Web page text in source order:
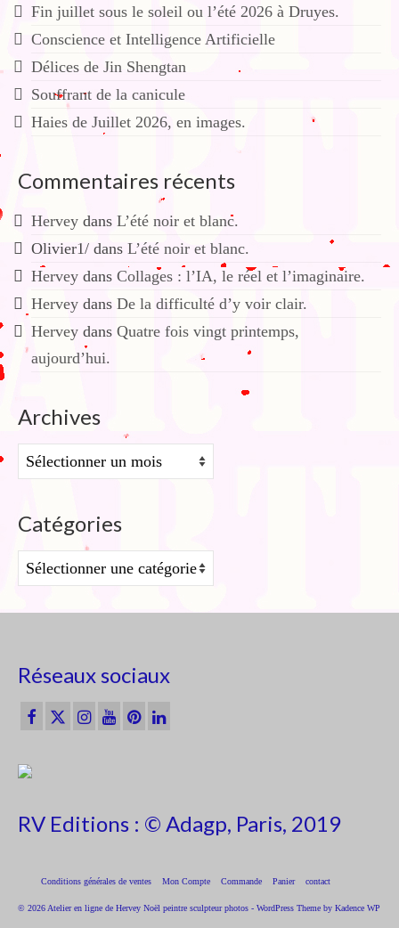
Fin juillet sous le soleil ou l’été 2026 à Druyes.
Conscience et Intelligence Artificielle
Délices de Jin Shengtan
Souffrant de la canicule
Haies de Juillet 2026, en images.
Commentaires récents
Hervey dans L’été noir et blanc.
Olivier1/ dans L’été noir et blanc.
Hervey dans Collages : l’IA, le réel et l’imaginaire.
Hervey dans De la difficulté d’y voir clair.
Hervey dans Quatre fois vingt printemps,
aujourd’hui.
Archives
Archives
Catégories
Catégories
Réseaux sociaux
RV Editions : © Adagp, Paris, 2019
Conditions générales de ventes Mon Compte Commande Panier contact
© 2026 Atelier en ligne de Hervey Noël peintre sculpteur photos - WordPress Theme by Kadence WP